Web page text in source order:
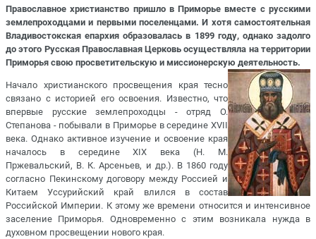
Православное христианство пришло в Приморье вместе с русскими
землепроходцами и первыми поселенцами. И хотя самостоятельная
Владивостокская епархия образовалась в 1899 году, однако задолго
до этого Русская Православная Церковь осуществляла на территории
Приморья свою просветительскую и миссионерскую деятельность.
Начало христианского просвещения края тесно
связано с историей его освоения. Известно, что
впервые русские землепроходцы - отряд О.
Степанова - побывали в Приморье в середине XVII
века. Однако активное изучение и освоение края
началось в середине XIX века (Н. М.
Пржевальский, В. К. Арсеньев, и др.). В 1860 году
согласно Пекинскому договору между Россией и
Китаем Уссурийский край влился в состав
Российской Империи. К этому же времени относится и интенсивное
заселение Приморья. Одновременно с этим возникала нужда в
духовном просвещении нового края.